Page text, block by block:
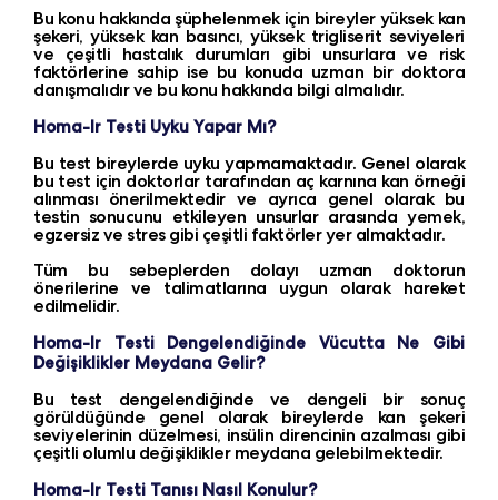
Bu konu hakkında şüphelenmek için bireyler yüksek kan
şekeri, yüksek kan basıncı, yüksek trigliserit seviyeleri
ve çeşitli hastalık durumları gibi unsurlara ve risk
faktörlerine sahip ise bu konuda uzman bir doktora
danışmalıdır ve bu konu hakkında bilgi almalıdır.
Homa-Ir Testi Uyku Yapar Mı?
Bu test bireylerde uyku yapmamaktadır. Genel olarak
bu test için doktorlar tarafından aç karnına kan örneği
alınması önerilmektedir ve ayrıca genel olarak bu
testin sonucunu etkileyen unsurlar arasında yemek,
egzersiz ve stres gibi çeşitli faktörler yer almaktadır.
Tüm bu sebeplerden dolayı uzman doktorun
önerilerine ve talimatlarına uygun olarak hareket
edilmelidir.
Homa-Ir Testi Dengelendiğinde Vücutta Ne Gibi
Değişiklikler Meydana Gelir?
Bu test dengelendiğinde ve dengeli bir sonuç
görüldüğünde genel olarak bireylerde kan şekeri
seviyelerinin düzelmesi, insülin direncinin azalması gibi
çeşitli olumlu değişiklikler meydana gelebilmektedir.
Homa-Ir Testi Tanısı Nasıl Konulur?